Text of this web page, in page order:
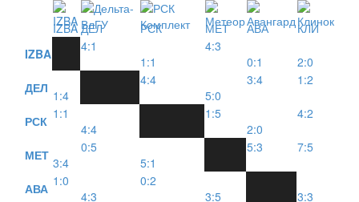
IZBA ДЕЛ РСК МЕТ АВА
КЛИ
IZBA
4:1
1:1
4:3
0:1
2:0
ДЕЛ 1:4
4:4
5:0
3:4 1:2
РСК 1:1
4:4
1:5
2:0
4:2
МЕТ 3:4
0:5
5:1
5:3 7:5
АВА 1:0
4:3
0:2
3:5
3:3